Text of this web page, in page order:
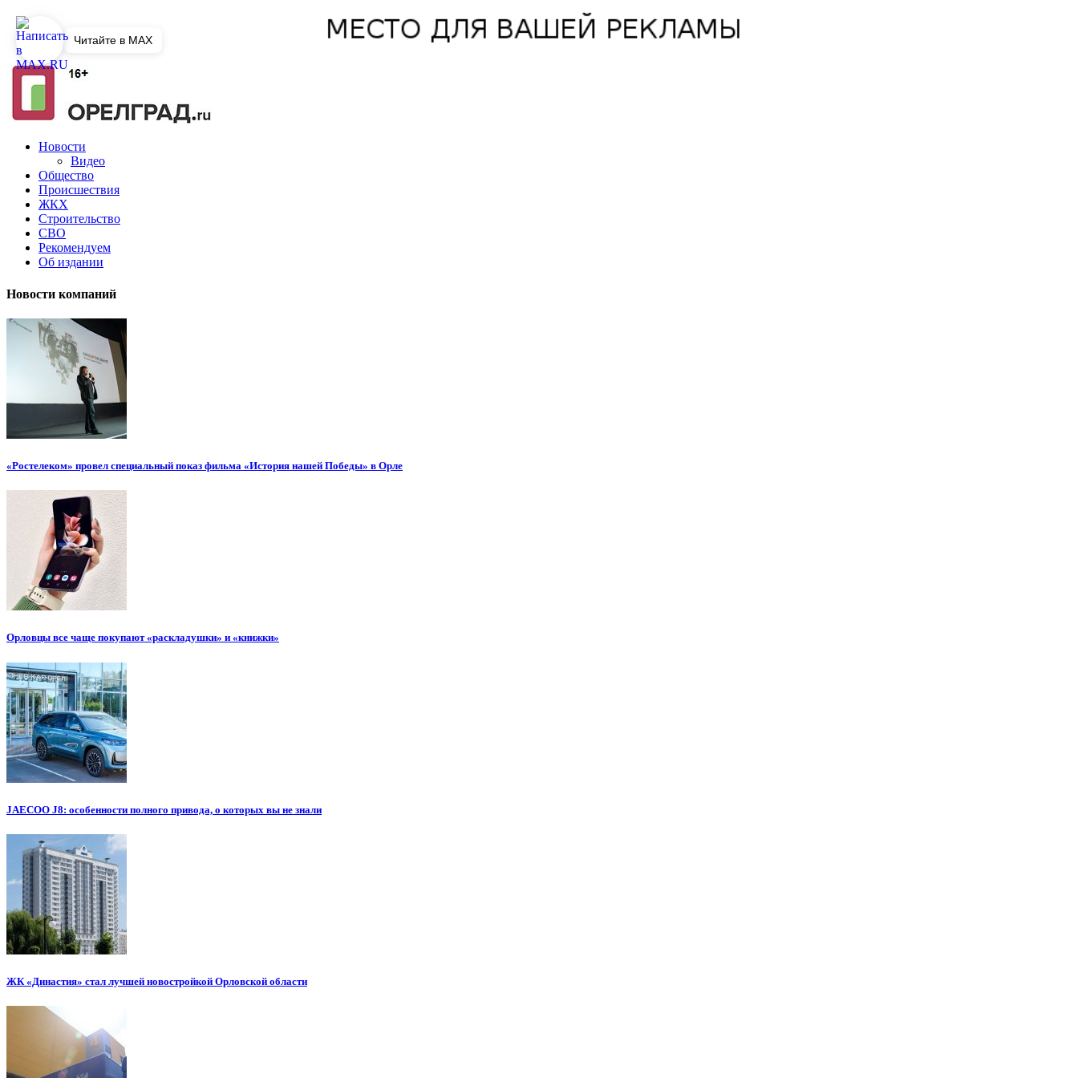
Новости
Видео
Общество
Происшествия
ЖКХ
Строительство
СВО
Рекомендуем
Об издании
Новости компаний
«Ростелеком» провел специальный показ фильма «История нашей Победы» в Орле
Орловцы все чаще покупают «раскладушки» и «книжки»
JAECOO J8: особенности полного привода, о которых вы не знали
ЖК «Династия» стал лучшей новостройкой Орловской области
Читайте в MAX